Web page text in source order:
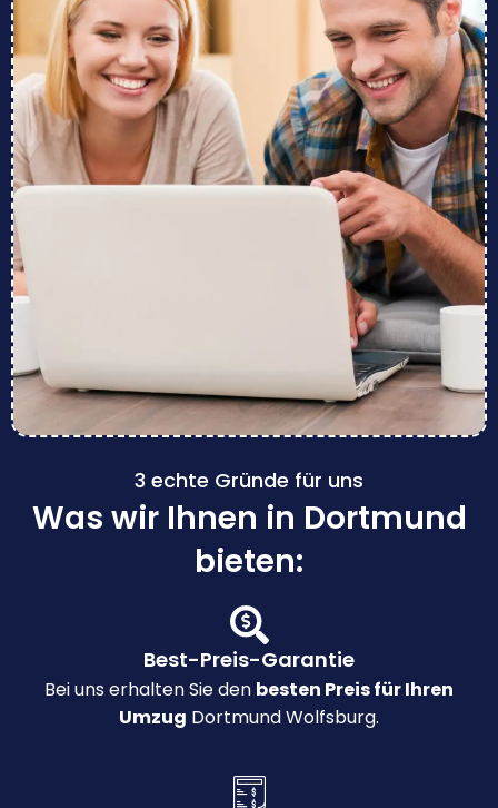
3 echte Gründe für uns
Was wir Ihnen in Dortmund
bieten:
Best-Preis-Garantie
Bei uns erhalten Sie den besten Preis für Ihren
Umzug Dortmund Wolfsburg.